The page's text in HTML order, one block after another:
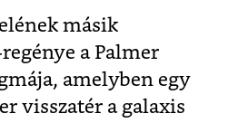
másik
a Palmer
amelyben egy
visszatér a galaxis